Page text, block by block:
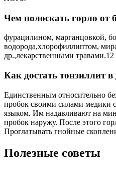
Чем полоскать горло от
фурацилином, марганцовкой,
водорода,хлорофиллиптом,
др.,лекарственными травами.12
Как достать тонзиллит
Единственным относительно
пробок своими силами медики
языком. Им надавливают на
пробок наружу. После этого
Проглатывать гнойные
Полезные советы